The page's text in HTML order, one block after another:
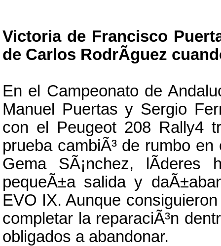
Victoria de Francisco
de Carlos RodrÃ­guez
En el Campeonato de
Manuel Puertas y Sergio
con el Peugeot 208 Rally4
prueba cambiÃ³ de rumbo
Gema SÃ¡nchez, lÃ­deres
pequeÃ±a salida y
EVO IX. Aunque
completar la reparaciÃ³n
obligados a abandonar.